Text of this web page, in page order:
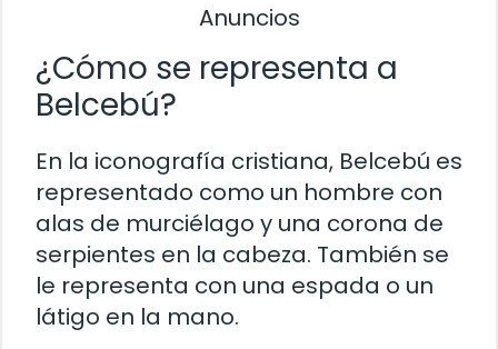
Anuncios
¿Cómo se representa a
Belcebú?
En la iconografía cristiana, Belcebú es
representado como un hombre con
alas de murciélago y una corona de
serpientes en la cabeza. También se
le representa con una espada o un
látigo en la mano.